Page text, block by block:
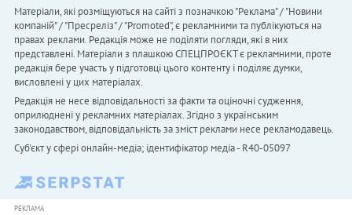
Матеріали, які розміщуються на сайті з позначкою "Реклама" / "Новини
компаній" / "Пресреліз" / "Promoted", є рекламними та публікуються на
правах реклами. Редакція може не поділяти погляди, які в них
представлені. Матеріали з плашкою СПЕЦПРОЄКТ є рекламними, проте
редакція бере участь у підготовці цього контенту і поділяє думки,
висловлені у цих матеріалах.
Редакція не несе відповідальності за факти та оціночні судження,
оприлюднені у рекламних матеріалах. Згідно з українським
законодавством, відповідальність за зміст реклами несе рекламодавець.
Cуб'єкт у сфері онлайн-медіа; ідентифікатор медіа - R40-05097
РЕКЛАМА